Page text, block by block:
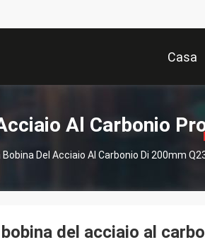
Casa
述
Al Carbonio
Bobina Del Acciaio Al Carbonio Di 200mm
del acciaio al